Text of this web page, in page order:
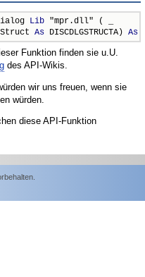
Lib "mpr.dll" ( _
As DISCDLGSTRUCTA) As
Funktion finden sie u.U.
des API-Wikis.
wir uns freuen, wenn sie
würden.
diese API-Funktion